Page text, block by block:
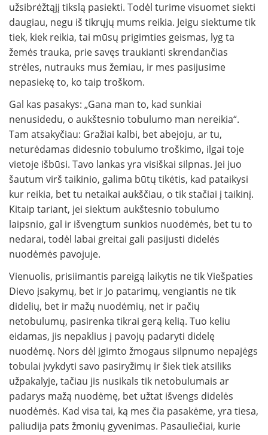
užsibrėžtąjį tikslą pa­siekti. Todėl turime visuomet siekti
daugiau, negu iš tikrųjų mums reikia. Jeigu siektume tik
tiek, kiek reikia, tai mūsų prigimties geismas, lyg ta
žemės trauka, prie savęs traukianti skrendančias
strėles, nutrauks mus žemiau, ir mes pasijusime
nepasiekę to, ko taip troškom.
Gal kas pasakys: „Gana man to, kad sun­kiai
nenusidedu, o aukštesnio tobulumo man nereikia“.
Tam atsakyčiau: Gražiai kalbi, bet abejoju, ar tu,
neturėdamas didesnio tobulumo troškimo, ilgai toje
vietoje išbūsi. Tavo lankas yra visiškai silpnas. Jei juo
šautum virš taikinio, galima būtų tikėtis, kad pataikysi
kur reikia, bet tu netaikai aukščiau, o tik stačiai į taikinį.
Kitaip tariant, jei siektum aukštesnio tobulumo
laipsnio, gal ir išvengtum sunkios nuodėmės, bet tu to
nedarai, todėl labai greitai gali pasijusti didelės
nuodėmės pavojuje.
Vienuolis, prisiimantis pareigą laikytis ne tik Viešpaties
Dievo įsakymų, bet ir Jo patarimų, vengiantis ne tik
didelių, bet ir mažų nuodėmių, net ir pačių
netobulumų, pasirenka tikrai gerą kelią. Tuo keliu
eidamas, jis nepaklius į pavojų padaryti didelę
nuodėmę. Nors dėl įgimto žmogaus silpnumo nepajėgs
tobulai įvykdyti savo pasiryžimų ir šiek tiek atsiliks
užpakalyje, tačiau jis nusikals tik netobulumais ar
padarys mažą nuodėmę, bet užtat išvengs didelės
nuodėmės. Kad visa tai, ką mes čia pasakėme, yra tiesa,
paliudija pats žmonių gyvenimas. Pasauliečiai, kurie